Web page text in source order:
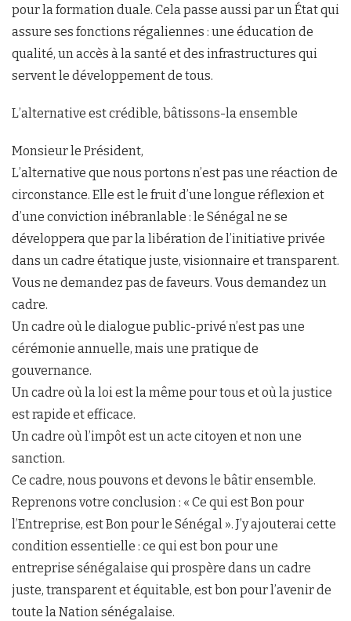
pour la formation duale. Cela passe aussi par un État qui
assure ses fonctions régaliennes : une éducation de
qualité, un accès à la santé et des infrastructures qui
servent le développement de tous.
L’alternative est crédible, bâtissons-la ensemble
Monsieur le Président,
L’alternative que nous portons n’est pas une réaction de
circonstance. Elle est le fruit d’une longue réflexion et
d’une conviction inébranlable : le Sénégal ne se
développera que par la libération de l’initiative privée
dans un cadre étatique juste, visionnaire et transparent.
Vous ne demandez pas de faveurs. Vous demandez un
cadre.
Un cadre où le dialogue public-privé n’est pas une
cérémonie annuelle, mais une pratique de
gouvernance.
Un cadre où la loi est la même pour tous et où la justice
est rapide et efficace.
Un cadre où l’impôt est un acte citoyen et non une
sanction.
Ce cadre, nous pouvons et devons le bâtir ensemble.
Reprenons votre conclusion : « Ce qui est Bon pour
l’Entreprise, est Bon pour le Sénégal ». J’y ajouterai cette
condition essentielle : ce qui est bon pour une
entreprise sénégalaise qui prospère dans un cadre
juste, transparent et équitable, est bon pour l’avenir de
toute la Nation sénégalaise.